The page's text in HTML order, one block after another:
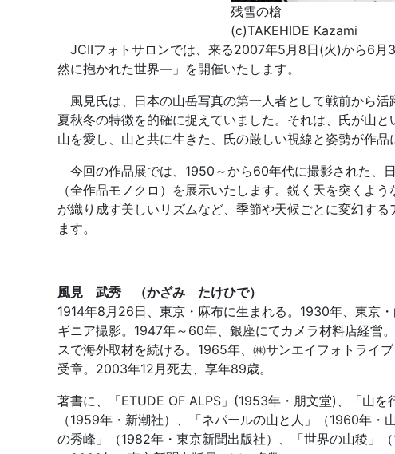
残雪の槍
(c)TAKEHIDE Kazami
JCIIフォトサロンでは、来る2007年5月8日(火)から6
然に抱かれた世界―」を開催いたします。
風見氏は、日本の山岳写真の第一人者として戦前から
夏秋冬の特徴を的確に捉えていました。それは、氏が山
山を愛し、山と共に生きた、氏の厳しい視線と姿勢が作
今回の作品展では、1950～から60年代に撮影された、
（全作品モノクロ）を展示いたします。鋭く天を突くよ
が織り成す美しいリズムなど、季節や天候ごとに変幻す
ます。
風見 武秀 （かざみ たけひで）
1914年8月26日、東京・麻布に生まれる。1930年、東京
ギニア撮影。1947年～60年、銀座にてカメラ材料店経営
スで海外取材を続ける。1965年、㈱サンエイフォトライ
受章。2003年12月死去、享年89歳。
著書に、「ETUDE OF ALPS」(1953年・朋文堂)、「山を
（1959年・新潮社）、「ネパールの山と人」（1960年
の秀峰」（1982年・東京新聞出版社）、「世界の山稜」